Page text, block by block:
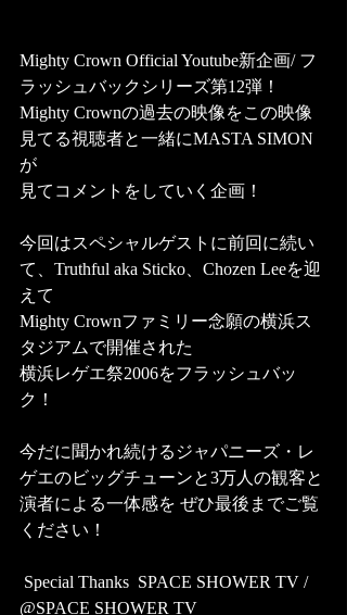
Mighty Crown Official Youtube新企画/ フ
ラッシュバックシリーズ第12弾！
Mighty Crownの過去の映像をこの映像
見てる視聴者と一緒にMASTA SIMON
が
見てコメントをしていく企画！
今回はスペシャルゲストに前回に続い
て、Truthful aka Sticko、Chozen Leeを迎
えて
Mighty Crownファミリー念願の横浜ス
タジアムで開催された
横浜レゲエ祭2006をフラッシュバッ
ク！
今だに聞かれ続けるジャパニーズ・レ
ゲエのビッグチューンと3万人の観客と
演者による一体感を ぜひ最後までご覧
ください！
@SPACE SHOWER TV